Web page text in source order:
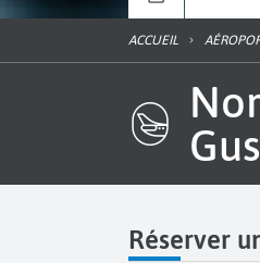
ACCUEIL
Norwegian Air Sweden à l'aéroport Saint-Barthélemy
Réserver